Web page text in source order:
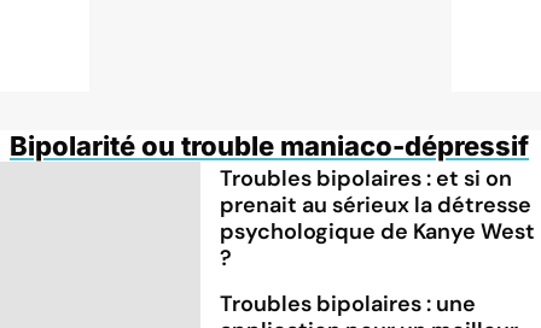
Bipolarité ou trouble maniaco-dépressif
Troubles bipolaires : et si on
prenait au sérieux la détresse
psychologique de Kanye West
?
Troubles bipolaires : une